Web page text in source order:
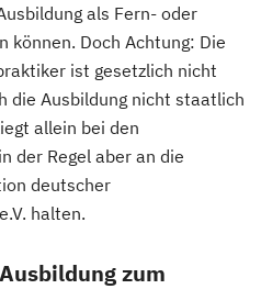
als Fern- oder
können. Doch Achtung: Die
ist gesetzlich nicht
die Ausbildung nicht staatlich
allein bei den
der Regel aber an die
deutscher
halten.
zum